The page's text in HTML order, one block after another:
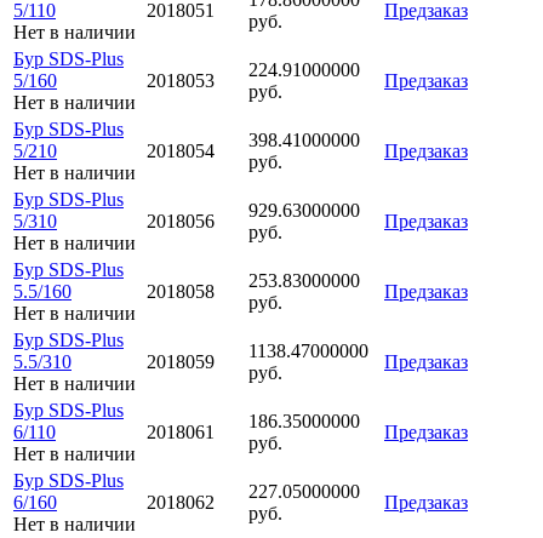
5/110
Нет в наличии
2018051
руб.
Предзаказ
Бур SDS-Plus
5/160
Нет в наличии
2018053
224.91000000
руб.
Предзаказ
Бур SDS-Plus
5/210
Нет в наличии
2018054
398.41000000
руб.
Предзаказ
Бур SDS-Plus
5/310
Нет в наличии
2018056
929.63000000
руб.
Предзаказ
Бур SDS-Plus
5.5/160
Нет в наличии
2018058
253.83000000
руб.
Предзаказ
Бур SDS-Plus
5.5/310
Нет в наличии
2018059
1138.47000000
руб.
Предзаказ
Бур SDS-Plus
6/110
Нет в наличии
2018061
186.35000000
руб.
Предзаказ
Бур SDS-Plus
6/160
Нет в наличии
2018062
227.05000000
руб.
Предзаказ